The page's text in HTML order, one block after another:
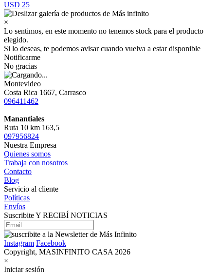
USD 25
×
Lo sentimos, en este momento no tenemos stock para el producto
elegido.
Si lo deseas, te podemos avisar cuando vuelva a estar disponible
Notificarme
No gracias
Montevideo
Costa Rica 1667, Carrasco
096411462
Manantiales
Ruta 10 km 163,5
097956824
Nuestra Empresa
Quienes somos
Trabaja con nosotros
Contacto
Blog
Servicio al cliente
Políticas
Envíos
Suscribite Y RECIBÍ NOTICIAS
Instagram Facebook
Copyright, MASINFINITO CASA 2026
×
Iniciar sesión